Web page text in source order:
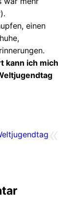
einen
kann ich mich